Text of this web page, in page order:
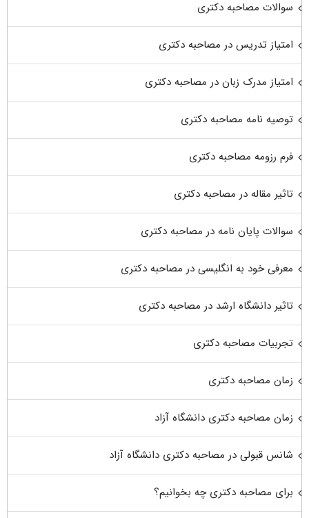
سوالات مصاحبه دکتری
امتیاز تدریس در مصاحبه دکتری
امتیاز مدرک زبان در مصاحبه دکتری
توصیه نامه مصاحبه دکتری
فرم رزومه مصاحبه دکتری
تاثیر مقاله در مصاحبه دکتری
سوالات پایان نامه در مصاحبه دکتری
معرفی خود به انگلیسی در مصاحبه دکتری
تاثیر دانشگاه ارشد در مصاحبه دکتری
تجربیات مصاحبه دکتری
زمان مصاحبه دکتری
زمان مصاحبه دکتری دانشگاه آزاد
شانس قبولی در مصاحبه دکتری دانشگاه آزاد
برای مصاحبه دکتری چه بخوانیم؟